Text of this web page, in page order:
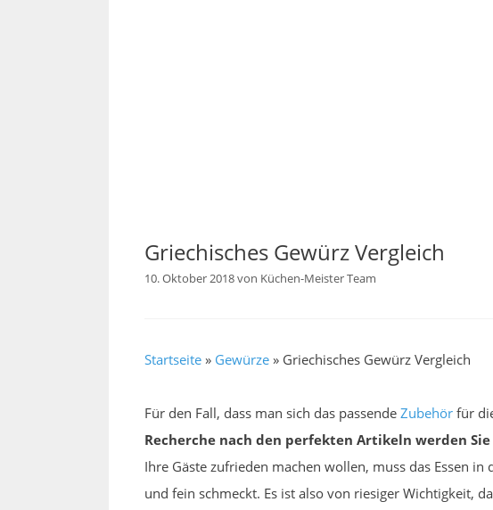
Griechisches Gewürz Vergleich
10. Oktober 2018von Küchen-Meister Team
Startseite » Gewürze » Griechisches Gewürz Vergleich
Für den Fall, dass man sich das passende Zubehör für
Recherche nach den perfekten Artikeln werden
Ihre Gäste zufrieden machen wollen, muss das Essen
und fein schmeckt. Es ist also von riesiger Wichtigkeit,